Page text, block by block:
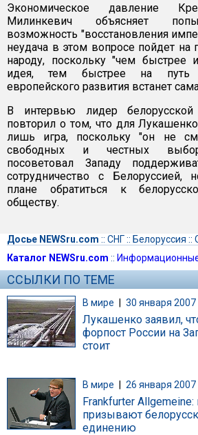
Экономическое давление
Милинкевич объясняет
возможность "восстановления
неудача в этом вопросе пойдет на
народу, поскольку "чем быстрее
идея, тем быстрее на путь
европейского развития встанет
В интервью лидер
повторил о том, что для
лишь игра, поскольку "он не
свободных и честных
посоветовал Западу
сотрудничество с Белоруссией,
плане обратиться к
обществу.
Досье NEWSru.com :: СНГ:: Белоруссия ::
Каталог NEWSru.com ::
ССЫЛКИ ПО ТЕМЕ
В мире | 30 января 2007
Лукашенко заявил,
форпост России на
стоит
В мире 26 января 2007
Frankfurter
призывают
единению